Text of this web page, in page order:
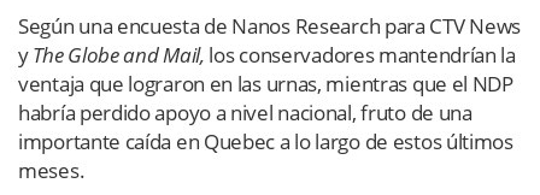
Según una encuesta de Nanos Research para CTV News
yThe Globe and Mail, los conservadores mantendrían la
ventaja que lograron en las urnas, mientras que el NDP
habría perdido apoyo a nivel nacional, fruto de una
importante caída en Quebec a lo largo de estos últimos
meses.